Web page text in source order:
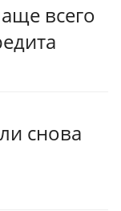
всего
снова